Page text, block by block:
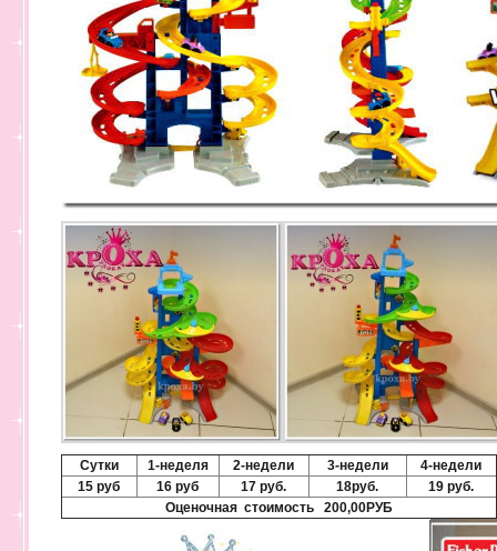
Сутки 1-неделя 2-недели 3-недели
4-недели
15 руб
16 руб 17 руб. 18руб.
19 руб.
Оценочная стоимость 200,00РУБ